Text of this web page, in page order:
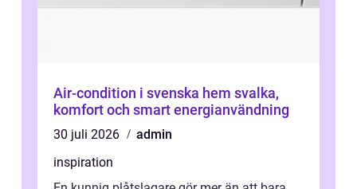
Air-condition i svenska hem svalka,
komfort och smart energianvändning
30 juli 2026
admin
inspiration